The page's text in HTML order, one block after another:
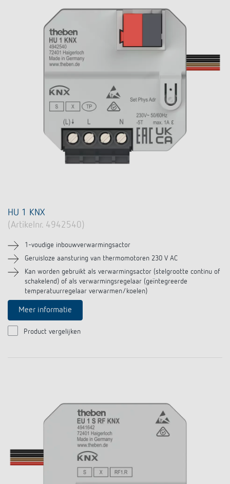
HU 1 KNX
(Artikelnr. 4942540)
1-voudige inbouwverwarmingsactor
Geruisloze aansturing van thermomotoren 230 V AC
Kan worden gebruikt als verwarmingsactor (stelgrootte continu of
schakelend) of als verwarmingsregelaar (geïntegreerde
temperatuurregelaar verwarmen/koelen)
Meer informatie
Product vergelijken